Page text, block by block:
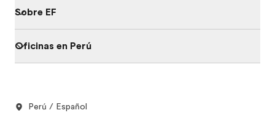
Sobre EF
Oficinas en Perú
Perú / Español